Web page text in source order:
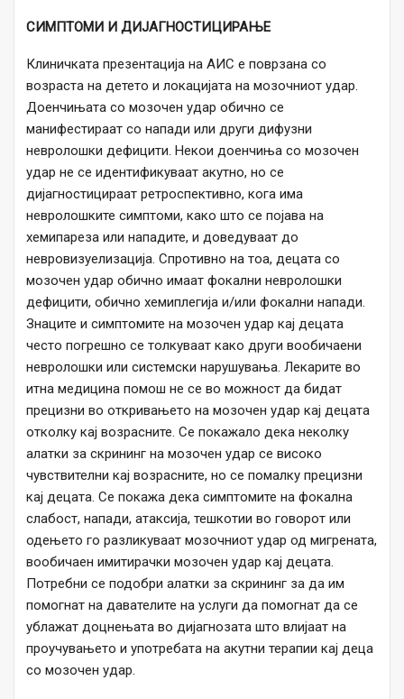
СИМПТОМИ И ДИЈАГНОСТИЦИРАЊЕ
Клиничката презентација на АИС е поврзана со
возраста на детето и локацијата на мозочниот удар.
Доенчињата со мозочен удар обично се
манифестираат со напади или други дифузни
невролошки дефицити. Некои доенчиња со мозочен
удар не се идентификуваат акутно, но се
дијагностицираат ретроспективно, кога има
невролошките симптоми, како што се појава на
хемипареза или нападите, и доведуваат до
невровизуелизација. Спротивно на тоа, децата со
мозочен удар обично имаат фокални невролошки
дефицити, обично хемиплегија и/или фокални напади.
Знаците и симптомите на мозочен удар кај децата
често погрешно се толкуваат како други вообичаени
невролошки или системски нарушувања. Лекарите во
итна медицина помош не се во можност да бидат
прецизни во откривањето на мозочен удар кај децата
отколку кај возрасните. Се покажало дека неколку
алатки за скрининг на мозочен удар се високо
чувствителни кај возрасните, но се помалку прецизни
кај децата. Се покажа дека симптомите на фокална
слабост, напади, атаксија, тешкотии во говорот или
одењето го разликуваат мозочниот удар од мигрената,
вообичаен имитирачки мозочен удар кај децата.
Потребни се подобри алатки за скрининг за да им
помогнат на давателите на услуги да помогнат да се
ублажат доцнењата во дијагнозата што влијаат на
проучувањето и употребата на акутни терапии кај деца
со мозочен удар.